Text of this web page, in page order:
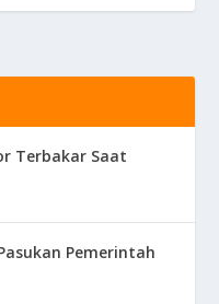
Terbakar Saat
Pemerintah